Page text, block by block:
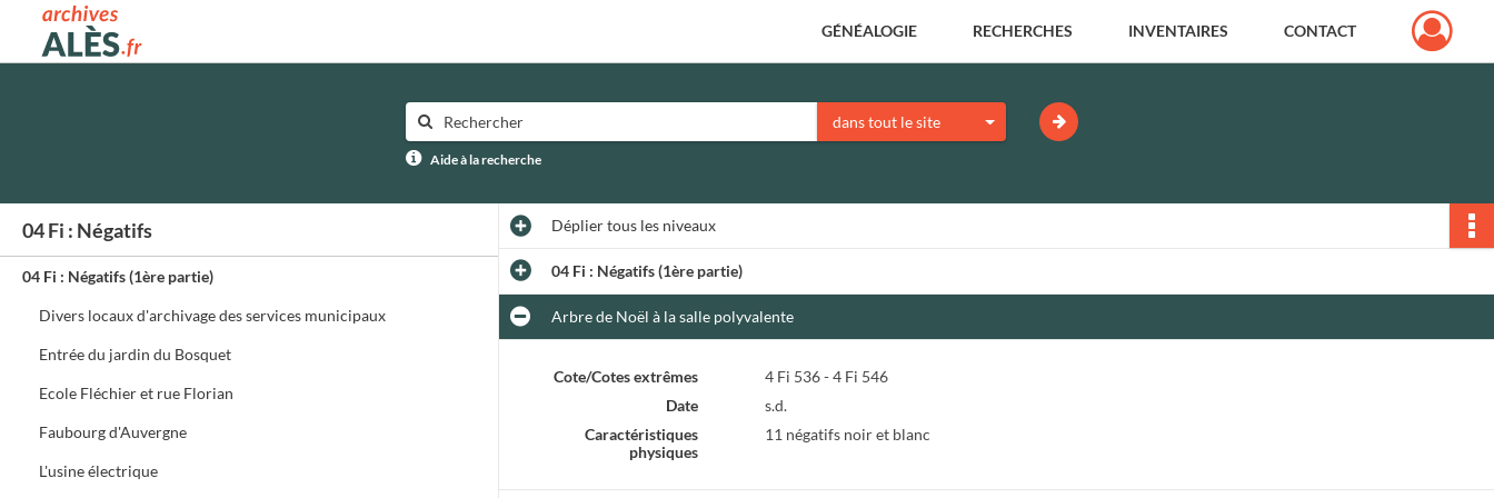
Archives municipales d'Alès GÉNÉALOGIE RECHERCHES INVENTAIRES CONTACT
dans tout le site
Aide à la recherche
04 Fi : Négatifs
04 Fi : Négatifs (1ère partie)
Divers locaux d'archivage des services municipaux
Entrée du jardin du Bosquet
Ecole Fléchier et rue Florian
Faubourg d'Auvergne
L'usine électrique
Dépliertous les niveaux
04 Fi : Négatifs (1ère partie)
Arbre de Noël à la salle polyvalente
Cote/Cotes extrêmes
4 Fi 536 - 4 Fi 546
Date
s.d.
Caractéristiques
physiques
11 négatifs noir et blanc